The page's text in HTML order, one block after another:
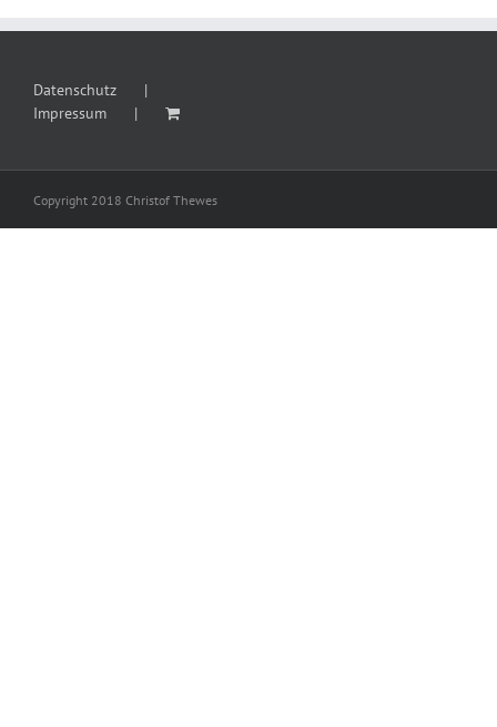
Datenschutz
Impressum
Copyright 2018 Christof Thewes